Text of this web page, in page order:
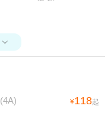

(4A) ¥118起